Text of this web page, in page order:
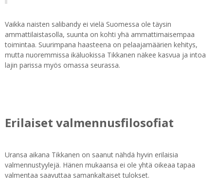
Vaikka naisten salibandy ei vielä Suomessa ole täysin
ammattilaistasolla, suunta on kohti yhä ammattimaisempaa
toimintaa. Suurimpana haasteena on pelaajamäärien kehitys,
mutta nuoremmissa ikäluokissa Tikkanen näkee kasvua ja intoa
lajin parissa myös omassa seurassa.
Erilaiset valmennusfilosofiat
Uransa aikana Tikkanen on saanut nähdä hyvin erilaisia
valmennustyylejä. Hänen mukaansa ei ole yhtä oikeaa tapaa
valmentaa saavuttaa samankaltaiset tulokset.